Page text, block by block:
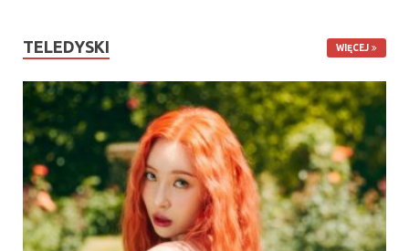
TELEDYSKI WIĘCEJ